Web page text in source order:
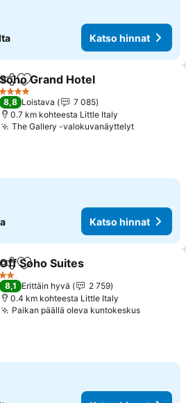
Katso hinnat
Jaa Lisää suosikkeihin
Soho Grand Hotel
4 Tähtiluokitus
8,8 Loistava
7 085
0.7 km kohteesta Little Italy
The Gallery -valokuvanäyttelyt
Katso hinnat
Jaa Lisää suosikkeihin
Off Soho Suites
2 Tähtiluokitus
8,1 Erittäin hyvä
2 759
0.4 km kohteesta Little Italy
Paikan päällä oleva kuntokeskus